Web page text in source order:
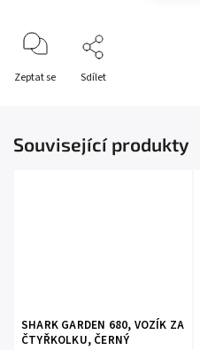
Zeptat se Sdílet
Související produkty
SHARK GARDEN 680, VOZÍK ZA
ČTYŘKOLKU, ČERNÝ